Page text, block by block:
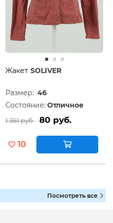
Жакет SOLIVER
Размер: 46
Состояние: Отличное
1 361 руб. 80 руб.
10
Посмотреть все